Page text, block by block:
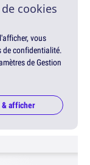
cookies
vous
de confidentialité.
de Gestion
& afficher